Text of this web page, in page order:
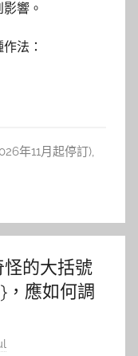
響。
法：
年11月起停訂),
的大括號
，應如何調